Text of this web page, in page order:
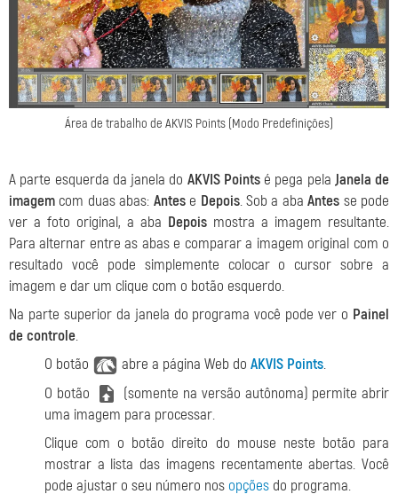
Área de trabalho de AKVIS Points (Modo Predefinições)
A parte esquerda da janela do AKVIS Pointsé pega pela Janela de
imagem com duas abas: Antese Depois. Sob a abaAntes se pode
ver a foto original, a aba Depois mostra a imagem resultante.
Para alternar entre as abas e comparar a imagem original com o
resultado você pode simplemente colocar o cursor sobre a
imagem e dar um clique com o botão esquerdo.
Na parte superior da janela do programa você pode ver o Painel
de controle.
O botão
abre a página Web do AKVIS Points.
O botão
(somente na versão autônoma) permite abrir
uma imagem para processar.
Clique com o botão direito do mouse neste botão para
mostrar a lista das imagens recentamente abertas. Você
pode ajustar o seu número nos opções do programa.